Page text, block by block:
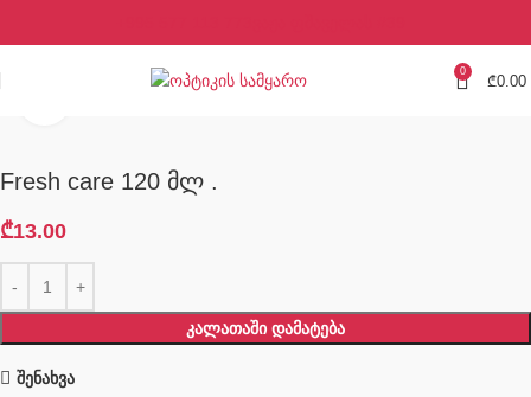
0
₾0.00
Fresh care 120 მლ .
₾13.00
ᲙᲐᲚᲐᲗᲐᲨᲘ ᲓᲐᲛᲐᲢᲔᲑᲐ
შენახვა